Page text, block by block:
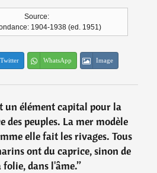
Source:
1904-1938 (ed. 1951)
Twitter WhatsApp Image
un élément capital pour la
des peuples. La mer modèle
elle fait les rivages. Tous
ont du caprice, sinon de
folie, dans l'âme.”